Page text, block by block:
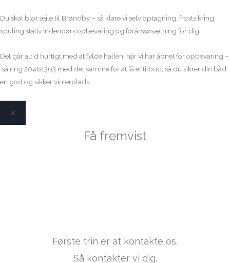
Du skal blot sejle til Brøndby – så klare vi selv optagning, frostsikring,
spuling stativ indendørs opbevaring og forårssøsætning for dig.
Det går altid hurtigt med at fylde hallen, når vi har åbnet for opbevaring –
så ring 20461363 med det samme for at få et tilbud, så du sikrer din båd
en god og sikker vinterplads.
X
Få fremvist
Første trin er at kontakte os.
Så kontakter vi dig.